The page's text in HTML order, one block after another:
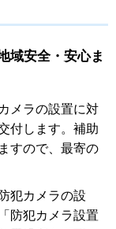
域安全・安心ま
メラの設置に対
付します。補助
すので、最寄の
犯カメラの設
防犯カメラ設置